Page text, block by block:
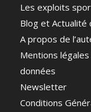
Les exploits
Blog et Actualité
A propos de
Mentions
données
Newsletter
Conditions